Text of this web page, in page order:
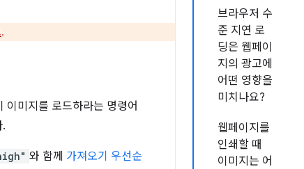
브라우저 수
준 지연 로
딩은 웹페이
지의 광고에
어떤 영향을
미치나요?
웹페이지를
인쇄할 때
이미지는 어
.
이미지를 로드하라는 명령어
와 함께 가져오기 우선순